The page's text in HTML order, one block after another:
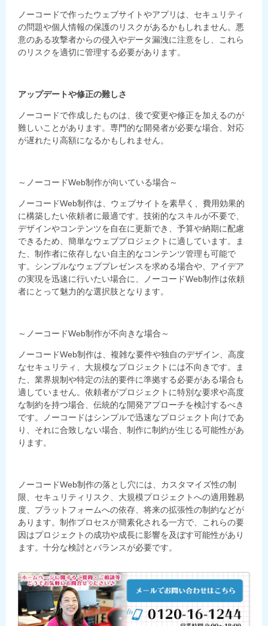
ノーコードで作ったウェブサイトやアプリは、セキュリティ
の問題や個人情報の保護のリスクがあるかもしれません。悪
意のある攻撃者からの侵入やデータ漏洩に注意をし、これら
のリスクを適切に管理する必要があります。
アップデートや修正の難しさ
ノーコードで作成したものは、後で変更や修正を加えるのが
難しいことがあります。専門的な開発者が必要な場合、対応
が遅れたり高額になるかもしれません。
～ノーコードWeb制作が向いている場合～
ノーコードWeb制作は、ウェブサイトを素早く、費用効果的
に構築したい依頼者に最適です。技術的なスキルが不要で、
デザインやコンテンツを自在に更新でき、予算や納期に配慮
できるため、簡単なウェブプロジェクトに適しています。ま
た、制作者に依存しない自主的なコンテンツ管理も可能で
す。シンプルなウェブプレゼンスを求める場合や、アイデア
の実現を迅速に行いたい場合に、ノーコードWeb制作は依頼
者にとって魅力的な選択肢となります。
～ノーコードWeb制作が不向きな場合～
ノーコードWeb制作は、複雑な要件や独自のデザイン、高度
なセキュリティ、大規模なプロジェクトには不向きです。ま
た、業界規制や特定の法的要件に準拠する必要がある場合も
適していません。依頼者がプロジェクトに特別な要求や高度
な制約を持つ場合、伝統的な開発アプローチを検討するべき
です。ノーコードはシンプルで迅速なプロジェクト向けであ
り、それに合致しない場合、制作に制約が生じる可能性があ
ります。
ノーコードWeb制作の落とし穴には、カスタマイズ性の制
限、セキュリティリスク、大規模プロジェクトへの適用難易
度、プラットフォームへの依存、将来の拡張性の制約などが
あります。制作プロセスが簡素化される一方で、これらの要
因はプロジェクトの成功や成長に影響を及ぼす可能性があり
ます。十分な検討とバランスが必要です。